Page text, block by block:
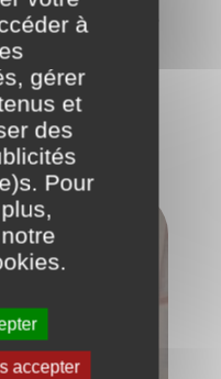
collaborateurs de
qu’ils se projettent
à
gérer
et
des
Pour
.
accepter